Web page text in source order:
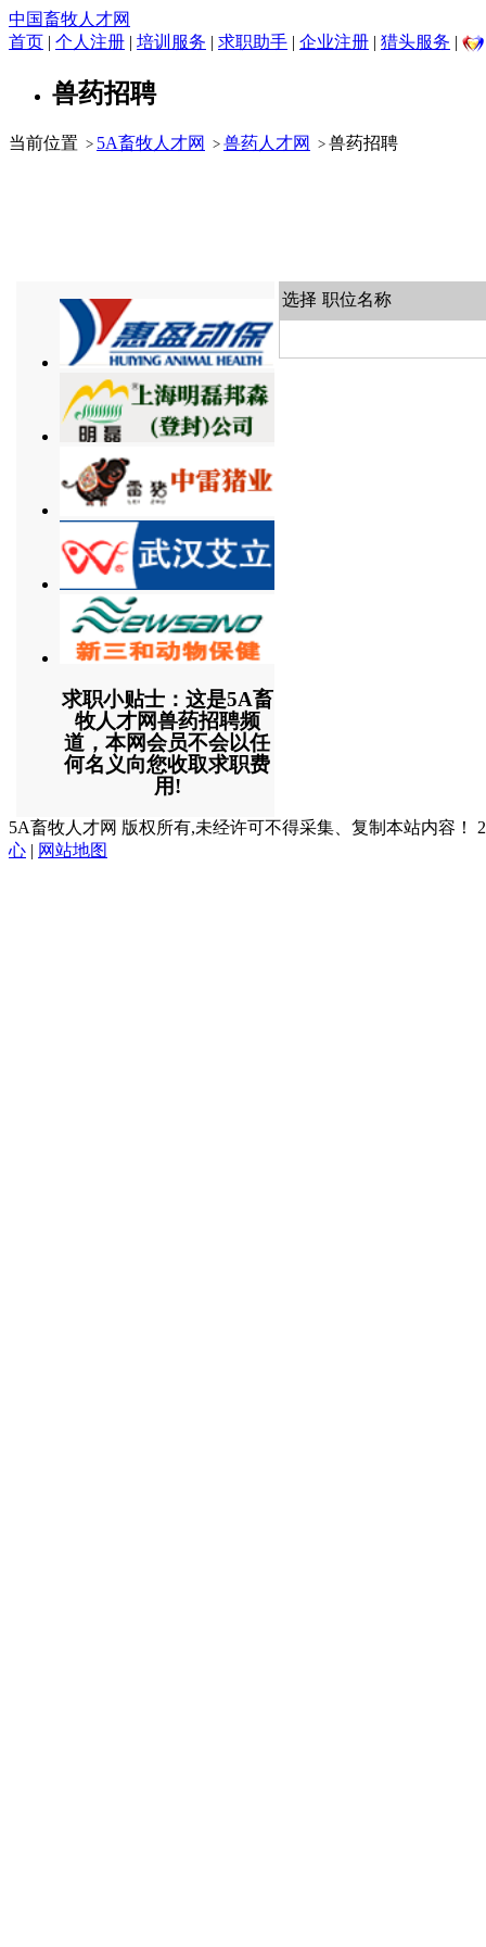
中国畜牧人才网
首页 | 个人注册 | 培训服务 | 求职助手 | 企业注册 | 猎头服务 |
兽药招聘
当前位置 > 5A畜牧人才网 > 兽药人才网 > 兽药招聘
求职小贴士：这是5A畜
牧人才网兽药招聘频
道，本网会员不会以任
何名义向您收取求职费
用!
选择 职位名称
5A畜牧人才网 版权所有,未经许可不得采集、复制本站内容！
心 | 网站地图